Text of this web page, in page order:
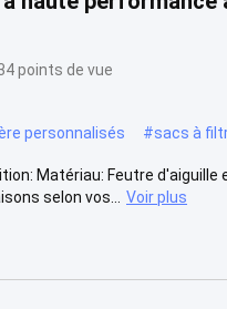
points de vue
personnalisés #sacs à
Matériau: Feutre d'aiguille
selon vos...
Voir plus